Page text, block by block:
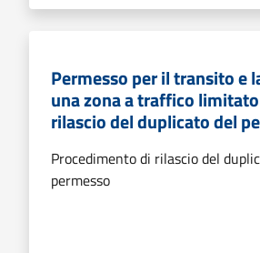
Permesso per il transito e
una zona a traffico limitato
rilascio del duplicato del
Procedimento di rilascio del
permesso